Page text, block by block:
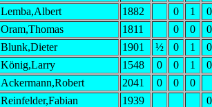
Lemba,Albert 1882 0 1
0
Oram,Thomas 1811 0 0
0
Blunk,Dieter 1901 ½ 0 1
0
König,Larry 1548 0 0 1
0
Ackermann,Robert 2041 0 0
0
Reinfelder,Fabian 1939
0